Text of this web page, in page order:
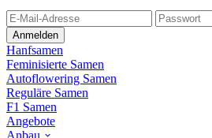
Anmelden
Hanfsamen
Feminisierte Samen
Autoflowering Samen
Reguläre Samen
F1 Samen
Angebote
Anbau